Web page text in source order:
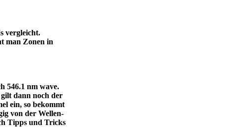
vergleicht.
man Zonen in
546.1 nm wave.
dann noch der
ein, so bekommt
von der Wellen-
Tipps und Tricks